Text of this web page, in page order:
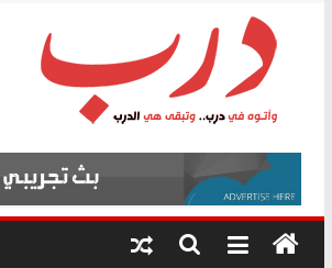
فرحات سليمان يكتب:
أين؟
حزب التحالف الشعبي
في الصحة” بالإسكندرية
ودعم المرضى
الوزاري لمدينة
إنشاء المبنى الإداري
المجلس القومي لحقوق
متابعة قضية الدكتور
قرينة البراءة وضمانات
درب
وأتوه
درب..
وتبقى
هي